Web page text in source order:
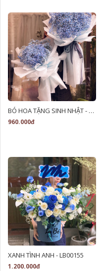
BÓ HOA TẶNG SINH NHẬT - LB00118
960.000đ
XANH TÌNH ANH - LB00155
1.200.000đ